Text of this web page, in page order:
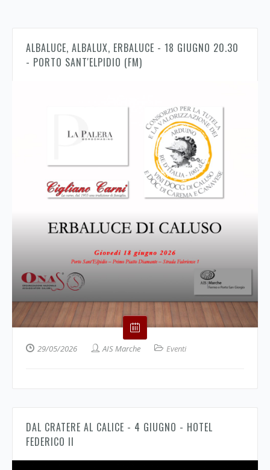
ALBALUCE, ALBALUX, ERBALUCE - 18 GIUGNO 20.30
- PORTO SANT'ELPIDIO (FM)
29/05/2026 AIS Marche Eventi
DAL CRATERE AL CALICE - 4 GIUGNO - HOTEL
FEDERICO II